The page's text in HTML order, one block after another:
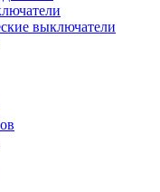
выключатели